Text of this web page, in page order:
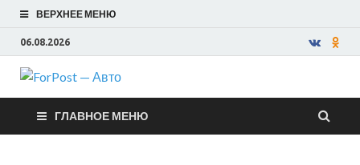
ВЕРХНЕЕ МЕНЮ
06.08.2026
ForPost —
Авто
ГЛАВНОЕ МЕНЮ